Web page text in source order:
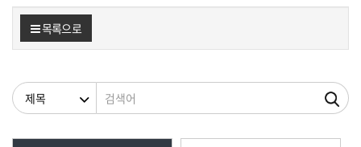
목록으로
검색조건 검색어